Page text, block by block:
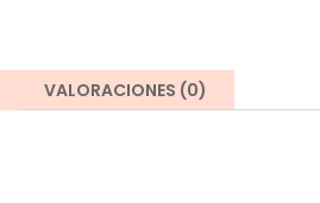
VALORACIONES (0)